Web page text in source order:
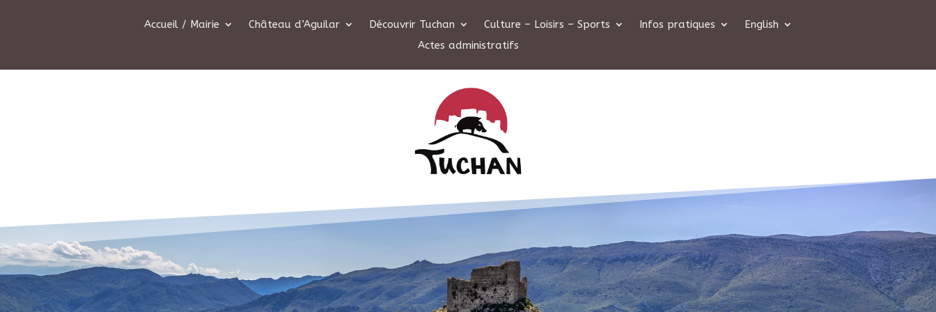
Accueil / Mairie Château d’Aguilar Découvrir Tuchan Culture – Loisirs – Sports Infos pratiques
English
Actes administratifs